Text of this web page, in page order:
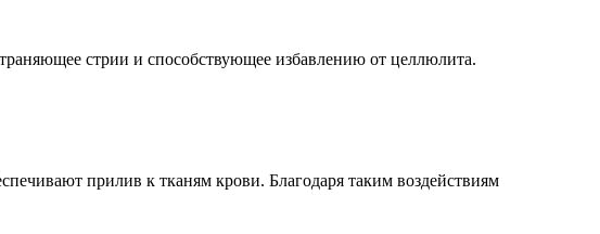
стрии и способствующее избавлению от целлюлита.
прилив к тканям крови. Благодаря таким воздействиям